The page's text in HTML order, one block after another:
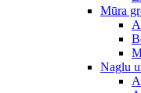
Mūra
Naglu